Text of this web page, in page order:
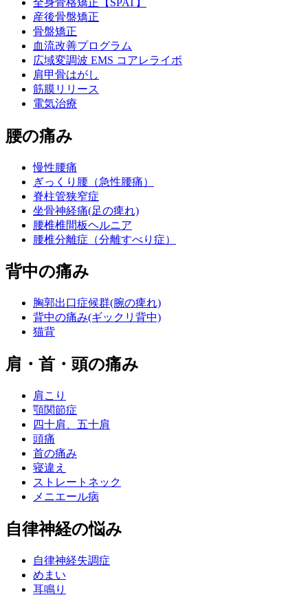
産後骨盤矯正
骨盤矯正
血流改善プログラム
広域変調波 EMS コアレライボ
肩甲骨はがし
筋膜リリース
電気治療
腰の痛み
慢性腰痛
ぎっくり腰（急性腰痛）
脊柱管狭窄症
坐骨神経痛(足の痺れ)
腰椎椎間板ヘルニア
腰椎分離症（分離すべり症）
背中の痛み
胸郭出口症候群(腕の痺れ)
背中の痛み(ギックリ背中)
猫背
肩・首・頭の痛み
肩こり
顎関節症
四十肩、五十肩
頭痛
首の痛み
寝違え
ストレートネック
メニエール病
自律神経の悩み
自律神経失調症
めまい
耳鳴り